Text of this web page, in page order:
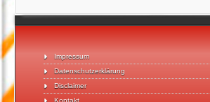
Impressum
Datenschutzerklärung
Disclaimer
Kontakt